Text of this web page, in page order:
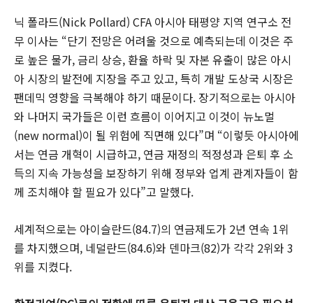
닉 폴라드(Nick Pollard) CFA 아시아 태평양 지역 연구소 전
무 이사는 “단기 전망은 어려울 것으로 예측되는데 이것은 주
로 높은 물가, 금리 상승, 환율 하락 및 자본 유출이 많은 아시
아 시장의 발전에 지장을 주고 있고, 특히 개발 도상국 시장은
팬데믹 영향을 극복해야 하기 때문이다. 장기적으로는 아시아
와 나머지 국가들은 이런 흐름이 이어지고 이것이 뉴노멀
(new normal)이 될 위험에 직면해 있다”며 “이렇듯 아시아에
서는 연금 개혁이 시급하고, 연금 재정의 적정성과 은퇴 후 소
득의 지속 가능성을 보장하기 위해 정부와 업계 관계자들이 함
께 조치해야 할 필요가 있다”고 말했다.
세계적으로는 아이슬란드(84.7)의 연금제도가 2년 연속 1위
를 차지했으며, 네덜란드(84.6)와 덴마크(82)가 각각 2위와 3
위를 지켰다.